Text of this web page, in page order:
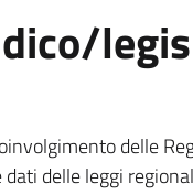
delle
delle leggi